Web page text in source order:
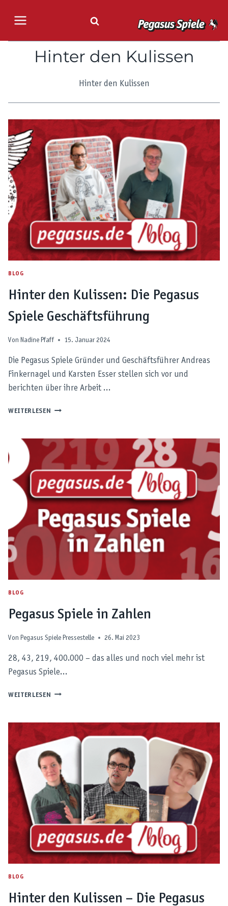
Inhalt
Hinter den Kulissen
Hinter den Kulissen
BLOG
Hinter den Kulissen: Die Pegasus
Spiele Geschäftsführung
Von Nadine Pfaff 15. Januar 2024
Die Pegasus Spiele Gründer und Geschäftsführer Andreas
Finkernagel und Karsten Esser stellen sich vor und
berichten über ihre Arbeit …
WEITERLESEN
HINTER
DIE
PEGASUS
SPIELE
GESCHÄFTSFÜHRUNG
BLOG
Pegasus Spiele in Zahlen
Von Pegasus Spiele Pressestelle 26. Mai 2023
28, 43, 219, 400.000 – das alles und noch viel mehr ist
Pegasus Spiele…
WEITERLESEN
PEGASUS
ZAHLEN
BLOG
Hinter den Kulissen – Die Pegasus